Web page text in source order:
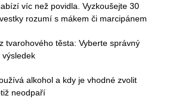
víc než povidla. Vyzkoušejte 30
rozumí s mákem či marcipánem
tvarohového těsta: Vyberte správný
alkohol a kdy je vhodné zvolit
neodpaří